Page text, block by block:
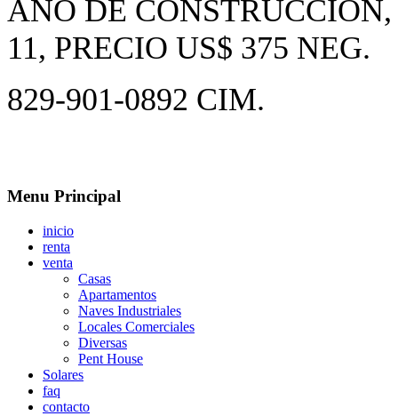
ANO DE
11, PRECIO US$ 375 NEG.
829-901-0892 CIM.
Menu Principal
inicio
renta
venta
Casas
Apartamentos
Naves Industriales
Locales Comerciales
Diversas
Pent House
Solares
faq
contacto